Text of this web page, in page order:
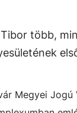
több,
Megyei